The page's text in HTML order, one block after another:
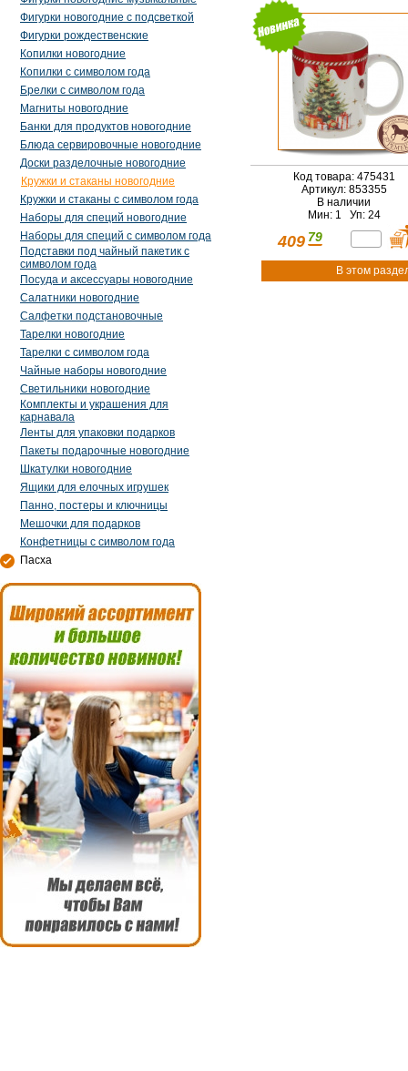
Фигурки новогодние с подсветкой
Фигурки рождественские
Копилки новогодние
Копилки с символом года
Брелки с символом года
Магниты новогодние
Банки для продуктов новогодние
Блюда сервировочные новогодние
Доски разделочные новогодние
Кружки и стаканы новогодние
Кружки и стаканы с символом года
Наборы для специй новогодние
Наборы для специй с символом года
Подставки под чайный пакетик с
символом года
Посуда и аксессуары новогодние
Салатники новогодние
Салфетки подстановочные
Тарелки новогодние
Тарелки с символом года
Чайные наборы новогодние
Светильники новогодние
Комплекты и украшения для
карнавала
Ленты для упаковки подарков
Пакеты подарочные новогодние
Шкатулки новогодние
Ящики для елочных игрушек
Панно, постеры и ключницы
Мешочки для подарков
Конфетницы с символом года
Пасха
Код товара: 475431
Артикул: 853355
В наличии
Мин: 1 Уп: 24
409 79
В этом